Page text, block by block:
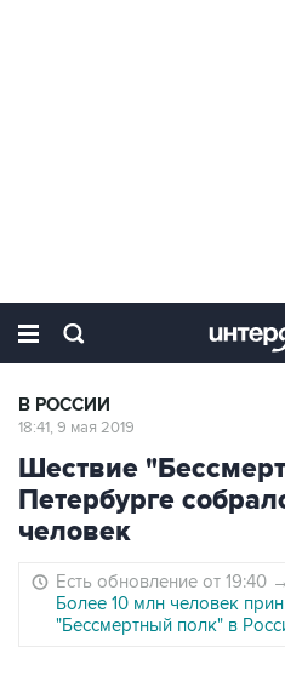
В РОССИИ
18:41, 9 мая 2019
Шествие
Петербурге
человек
Есть обновление от 19:40 →
Более 10 млн человек
"Бессмертный полк" в